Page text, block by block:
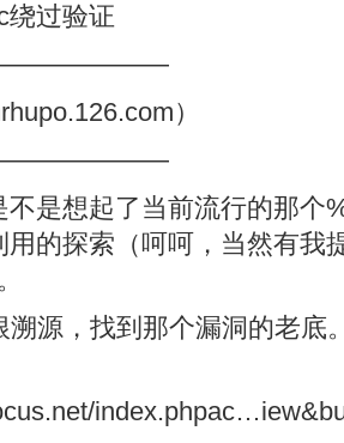
绕过验证
）
不是想起了当前流行的那个
用的探索（呵呵，当然有我
溯源，找到那个漏洞的老底